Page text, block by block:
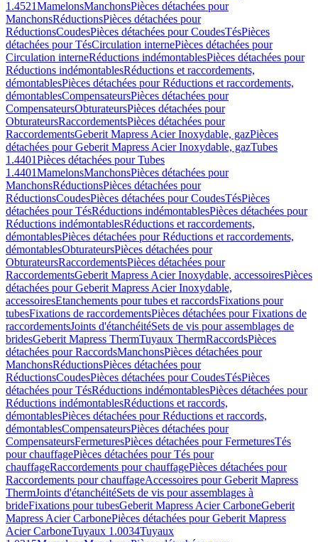
1.4521MamelonsManchonsPièces détachées pour
ManchonsRéductionsPièces détachées pour
RéductionsCoudesPièces détachées pour CoudesTésPièces
détachées pour TésCirculation internePièces détachées pour
Circulation interneRéductions indémontablesPièces détachées pour
Réductions indémontablesRéductions et raccordements,
démontablesPièces détachées pour Réductions et raccordements,
démontablesCompensateursPièces détachées pour
CompensateursObturateursPièces détachées pour
ObturateursRaccordementsPièces détachées pour
RaccordementsGeberit Mapress Acier Inoxydable, gazPièces
détachées pour Geberit Mapress Acier Inoxydable, gazTubes
1.4401Pièces détachées pour Tubes
1.4401MamelonsManchonsPièces détachées pour
ManchonsRéductionsPièces détachées pour
RéductionsCoudesPièces détachées pour CoudesTésPièces
détachées pour TésRéductions indémontablesPièces détachées pour
Réductions indémontablesRéductions et raccordements,
démontablesPièces détachées pour Réductions et raccordements,
démontablesObturateursPièces détachées pour
ObturateursRaccordementsPièces détachées pour
RaccordementsGeberit Mapress Acier Inoxydable, accessoiresPièces
détachées pour Geberit Mapress Acier Inoxydable,
accessoiresEtanchements pour tubes et raccordsFixations pour
tubesFixations de raccordementsPièces détachées pour Fixations de
raccordementsJoints d'étanchéitéSets de vis pour assemblages de
bridesGeberit Mapress ThermTuyaux ThermRaccordsPièces
détachées pour RaccordsManchonsPièces détachées pour
ManchonsRéductionsPièces détachées pour
RéductionsCoudesPièces détachées pour CoudesTésPièces
détachées pour TésRéductions indémontablesPièces détachées pour
Réductions indémontablesRéductions et raccords,
démontablesPièces détachées pour Réductions et raccords,
démontablesCompensateursPièces détachées pour
CompensateursFermeturesPièces détachées pour FermeturesTés
pour chauffagePièces détachées pour Tés pour
chauffageRaccordements pour chauffagePièces détachées pour
Raccordements pour chauffageAccessoires pour Geberit Mapress
ThermJoints d'étanchéitéSets de vis pour assemblages à
brideFixations pour tubesGeberit Mapress Acier CarboneGeberit
Mapress Acier CarbonePièces détachées pour Geberit Mapress
Acier CarboneTuyaux 1.0034Tuyaux